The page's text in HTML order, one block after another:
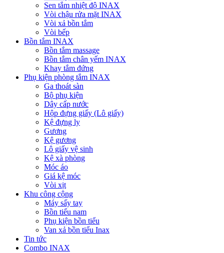
Sen tắm nhiệt độ INAX
Vòi chậu rửa mặt INAX
Vòi xả bồn tắm
Vòi bếp
Bồn tắm INAX
Bồn tắm massage
Bồn tắm chân yếm INAX
Khay tắm đứng
Phụ kiện phòng tắm INAX
Ga thoát sàn
Bộ phụ kiện
Dây cấp nước
Hộp đựng giấy (Lô giấy)
Kệ đựng ly
Gương
Kệ gương
Lô giấy vệ sinh
Kệ xà phòng
Móc áo
Giá kệ móc
Vòi xịt
Khu công cộng
Máy sấy tay
Bồn tiểu nam
Phụ kiện bồn tiểu
Van xả bồn tiểu Inax
Tin tức
Combo INAX